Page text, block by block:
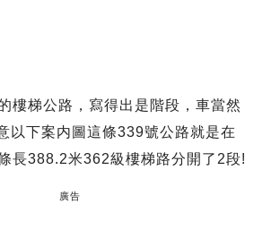
樓梯公路，寫得出是階段，車當然
以下案内圖這條339號公路就是在
長388.2米362級樓梯路分開了2段!
廣告